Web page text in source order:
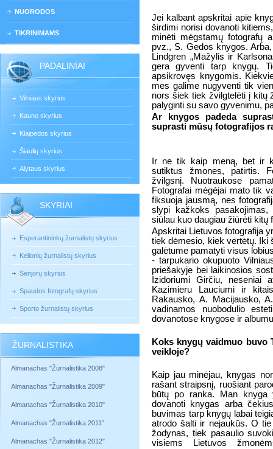
NUORODOS
TIKRINIMAMS
PADALINIAI
Vilniaus skyrius
Kauno skyrius
Klaipėdos skyrius
Šiaulių skyrius
Alytaus skyrius
SKYRIAI
Esperantininkų žurnalistų skyrius
Kelionių žurnalistų skyrius
Senjorų skyrius
Spaudos fotografų skyrius
Sporto žurnalistų skyrius
ŽURNALISTIKA
Almanachas "Žurnalistika 2008"
Almanachas "Žurnalistika 2009"
Almanachas "Žurnalistika 2010"
Almanachas "Žurnalistika 2011"
Almanachas "Žurnalistika 2012"
Jei kalbant apskritai apie
širdimi norisi dovanoti
minėti mėgstamų fotografų
pvz., S. Gedos knygos.
Lindgren „Mažylis ir
gera gyventi tarp knygų.
apsikrovęs knygomis.
mes galime nugyventi tik
nors šiek tiek žvilgtelėti į kitų
palyginti su savo gyvenimu,
Ar knygos padeda
suprasti mūsų fotografijos
Ir ne tik kaip meną, bet ir
sutiktus žmones, patirtis.
žvilgsnį. Nuotraukose
Fotografai mėgėjai mato tik
fiksuoja jausmą, nes
slypi kažkoks pasakojimas,
siūlau kuo daugiau žiūrėti
Apskritai Lietuvos fotografija
tiek dėmesio, kiek vertėtų. Iki
galėtume pamatyti visus
- tarpukario okupuoto
priešakyje bei laikinosios
Izidoriumi Girčiu, neseniai
Kazimieru Lauciumi ir
Rakausko, A. Macijausko,
vadinamos nuobodulio
dovanotose knygose ir
Koks knygų vaidmuo buvo
veikloje?
Kaip jau minėjau, knygas
rašant straipsnį, ruošiant
būtų po ranka. Man knyga
dovanoti knygas arba
buvimas tarp knygų labai
atrodo šalti ir nejaukūs. O
žodynas, tiek pasaulio
visiems Lietuvos